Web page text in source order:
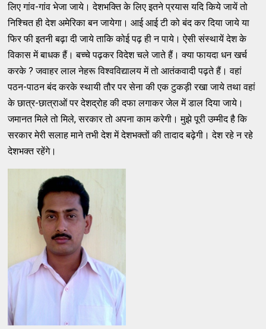
लिए गांव-गांव भेजा जाये। देशभक्ति के लिए इतने प्रयास यदि किये जायें तो
निश्चित ही देश अमेरिका बन जायेगा। आई आई टी को बंद कर दिया जाये या
फिर फी इतनी बढ़ा दी जाये ताकि कोई पढ़ ही न पाये। ऐसी संस्थायें देश के
विकास में बाधक हैं। बच्चे पढ़कर विदेश चले जाते हैं। क्या फायदा धन खर्च
करके ? जवाहर लाल नेहरू विश्वविद्यालय में तो आतंकवादी पढ़ते हैं। वहां
पठन-पाठन बंद करके स्थायी तौर पर सेना की एक टुकड़ी रखा जाये तथा वहां
के छात्र-छात्राओं पर देशद्रोह की दफा लगाकर जेल में डाल दिया जाये।
जमानत मिले तो मिले, सरकार तो अपना काम करेगी। मुझे पूरी उम्मीद है कि
सरकार मेरी सलाह माने तभी देश में देशभक्तों की तादाद बढ़ेगी। देश रहे न रहे
देशभक्त रहेंगे।